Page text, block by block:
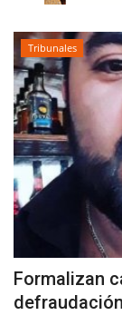
Tribunales
Formalizan